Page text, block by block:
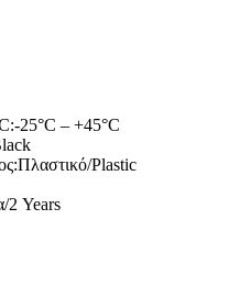
-25°C – +45°C
Πλαστικό/Plastic
2 Years